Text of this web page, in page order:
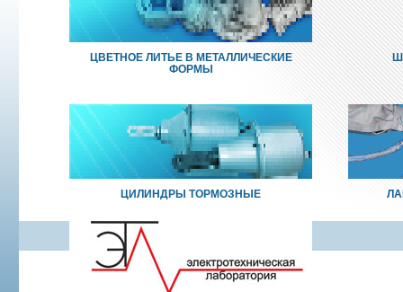
ЦВЕТНОЕ ЛИТЬЕ В МЕТАЛЛИЧЕСКИЕ
ФОРМЫ
ЦИЛИНДРЫ ТОРМОЗНЫЕ